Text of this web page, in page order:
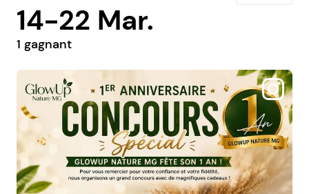
14-22 Mar.
1 gagnant
@elcaosdeunabimami